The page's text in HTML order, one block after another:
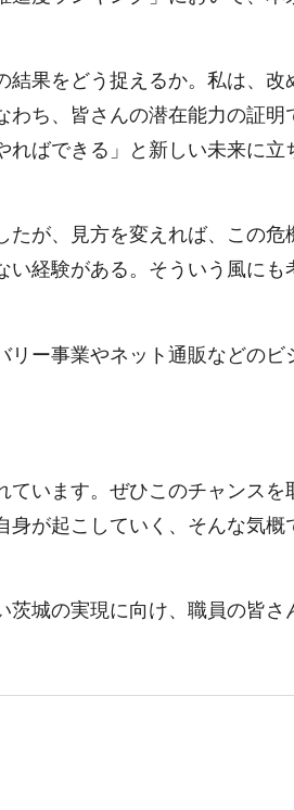
結果をどう捉えるか。私は、改
ち、皆さんの潜在能力の証明
ばできる」と新しい未来に立
が、見方を変えれば、この危
経験がある。そういう風にも
ー事業やネット通販などのビ
ています。ぜひこのチャンスを
が起こしていく、そんな気概
城の実現に向け、職員の皆さ